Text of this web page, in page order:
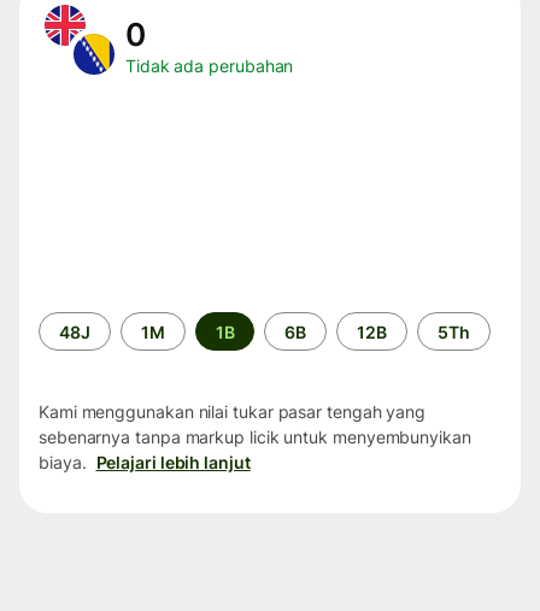
0
Tidak ada perubahan
Periode
waktu
48J 1M 1B 6B 12B 5Th
Kami menggunakan nilai tukar pasar tengah yang
sebenarnya tanpa markup licik untuk menyembunyikan
biaya. Pelajari lebih lanjut